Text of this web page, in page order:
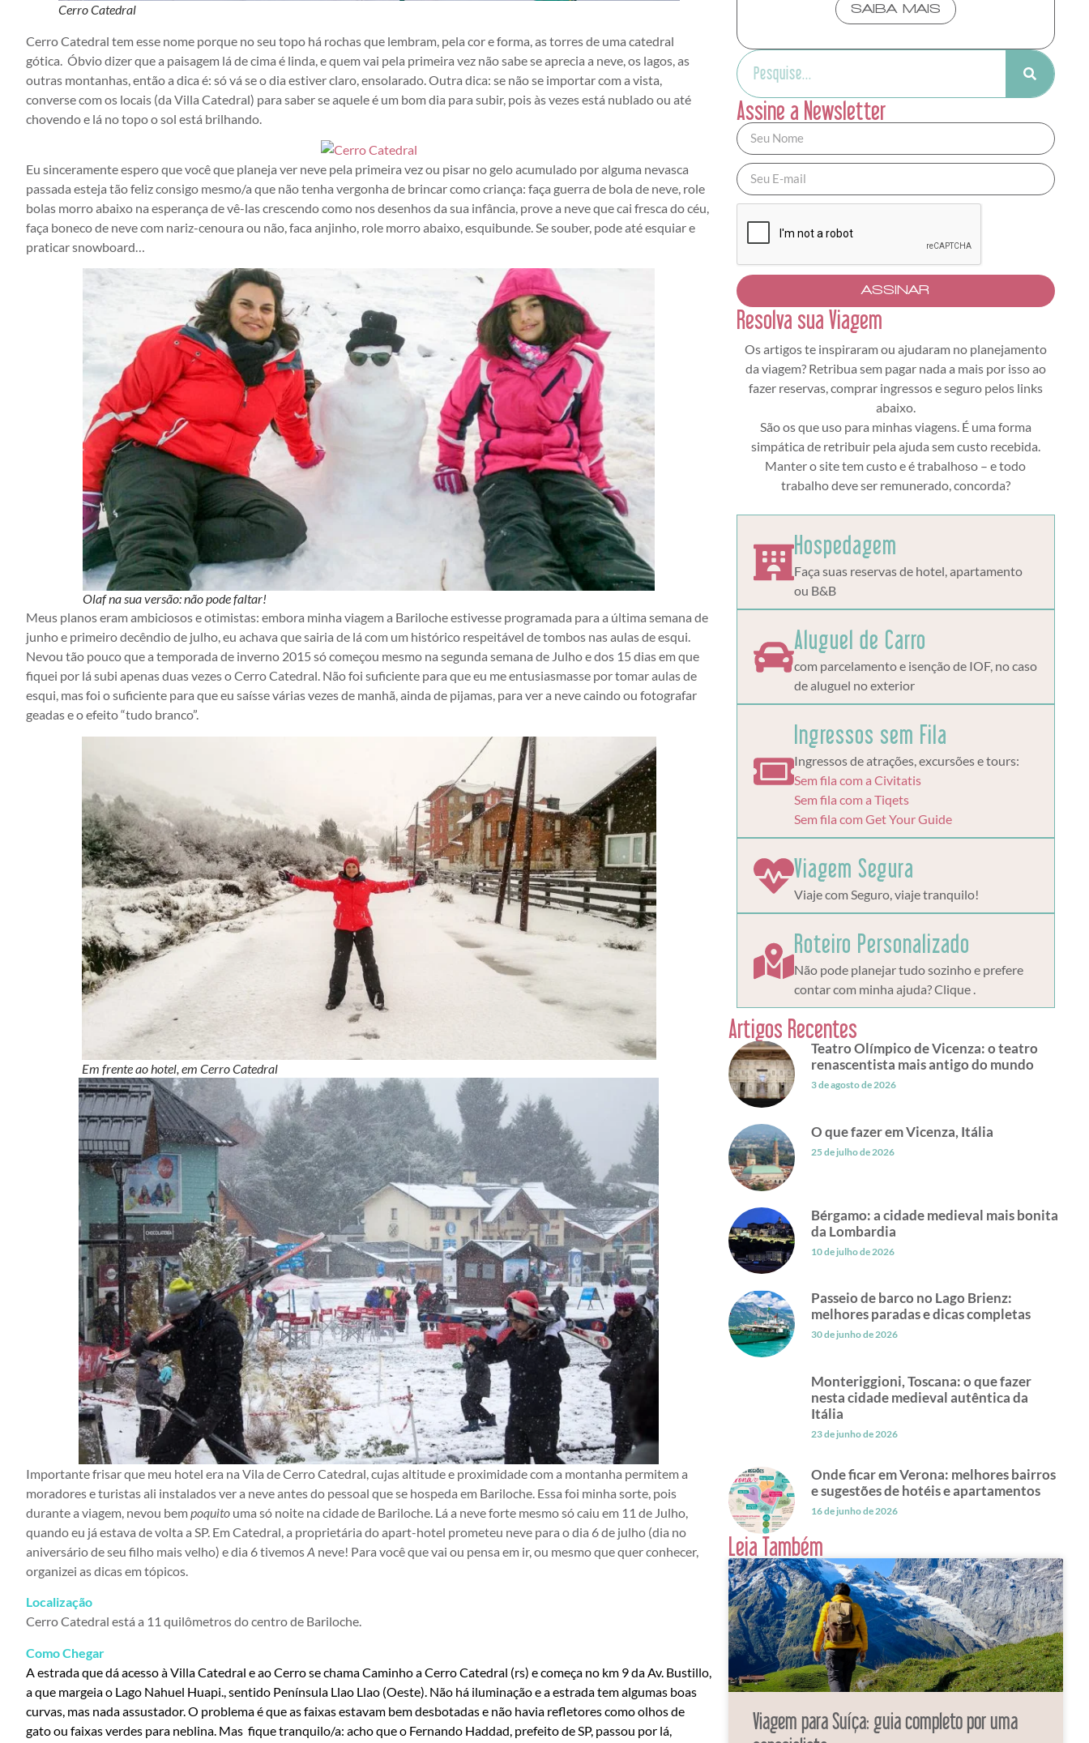
Cerro Catedral
Cerro Catedral tem esse nome porque no seu topo há rochas que lembram, pela cor e forma, as torres de uma catedral
gótica. Óbvio dizer que a paisagem lá de cima é linda, e quem vai pela primeira vez não sabe se aprecia a neve, os lagos, as
outras montanhas, então a dica é: só vá se o dia estiver claro, ensolarado. Outra dica: se não se importar com a vista,
converse com os locais (da Villa Catedral) para saber se aquele é um bom dia para subir, pois às vezes está nublado ou até
chovendo e lá no topo o sol está brilhando.
Eu sinceramente espero que você que planeja ver neve pela primeira vez ou pisar no gelo acumulado por alguma nevasca
passada esteja tão feliz consigo mesmo/a que não tenha vergonha de brincar como criança: faça guerra de bola de neve, role
bolas morro abaixo na esperança de vê-las crescendo como nos desenhos da sua infância, prove a neve que cai fresca do céu,
faça boneco de neve com nariz-cenoura ou não, faca anjinho, role morro abaixo, esquibunde. Se souber, pode até esquiar e
praticar snowboard…
Olaf na sua versão: não pode faltar!
Meus planos eram ambiciosos e otimistas: embora minha viagem a Bariloche estivesse programada para a última semana de
junho e primeiro decêndio de julho, eu achava que sairia de lá com um histórico respeitável de tombos nas aulas de esqui.
Nevou tão pouco que a temporada de inverno 2015 só começou mesmo na segunda semana de Julho e dos 15 dias em que
fiquei por lá subi apenas duas vezes o Cerro Catedral. Não foi suficiente para que eu me entusiasmasse por tomar aulas de
esqui, mas foi o suficiente para que eu saísse várias vezes de manhã, ainda de pijamas, para ver a neve caindo ou fotografar
geadas e o efeito “tudo branco”.
Em frente ao hotel, em Cerro Catedral
Importante frisar que meu hotel era na Vila de Cerro Catedral, cujas altitude e proximidade com a montanha permitem a
moradores e turistas ali instalados ver a neve antes do pessoal que se hospeda em Bariloche. Essa foi minha sorte, pois
durante a viagem, nevou bem poquito uma só noite na cidade de Bariloche. Lá a neve forte mesmo só caiu em 11 de Julho,
quando eu já estava de volta a SP. Em Catedral, a proprietária do apart-hotel prometeu neve para o dia 6 de julho (dia no
aniversário de seu filho mais velho) e dia 6 tivemosA neve! Para você que vai ou pensa em ir, ou mesmo que quer conhecer,
organizei as dicas em tópicos.
Localização
Cerro Catedral está a 11 quilômetros do centro de Bariloche.
Como Chegar
A estrada que dá acesso à Villa Catedral e ao Cerro se chama Caminho a Cerro Catedral (rs) e começa no km 9 da Av. Bustillo,
a que margeia o Lago Nahuel Huapi., sentido Península Llao Llao (Oeste). Não há iluminação e a estrada tem algumas boas
curvas, mas nada assustador. O problema é que as faixas estavam bem desbotadas e não havia refletores como olhos de
gato ou faixas verdes para neblina. Mas fique tranquilo/a: acho que o Fernando Haddad, prefeito de SP, passou por lá,
SAIBA MAIS
Assine a Newsletter
ASSINAR
Resolva sua Viagem
Os artigos te inspiraram ou ajudaram no planejamento
da viagem? Retribua sem pagar nada a mais por isso ao
fazer reservas, comprar ingressos e seguro pelos links
abaixo.
São os que uso para minhas viagens. É uma forma
simpática de retribuir pela ajuda sem custo recebida.
Manter o site tem custo e é trabalhoso – e todo
trabalho deve ser remunerado, concorda?
Hospedagem
Faça suas reservas de hotel, apartamento
ou B&B
Aluguel de Carro
com parcelamento e isenção de IOF, no caso
de aluguel no exterior
Ingressos sem Fila
Ingressos de atrações, excursões e tours:
Sem fila com a Civitatis
Sem fila com a Tiqets
Sem fila com Get Your Guide
Viagem Segura
Viaje com Seguro, viaje tranquilo!
Roteiro Personalizado
Não pode planejar tudo sozinho e prefere
contar com minha ajuda? Clique .
Artigos Recentes
Teatro Olímpico de Vicenza: o teatro
renascentista mais antigo do mundo
3 de agosto de 2026
O que fazer em Vicenza, Itália
25 de julho de 2026
Bérgamo: a cidade medieval mais bonita
da Lombardia
10 de julho de 2026
Passeio de barco no Lago Brienz:
melhores paradas e dicas completas
30 de junho de 2026
Monteriggioni, Toscana: o que fazer
nesta cidade medieval autêntica da
Itália
23 de junho de 2026
Onde ficar em Verona: melhores bairros
e sugestões de hotéis e apartamentos
16 de junho de 2026
Leia Também
Viagem para Suíça: guia completo por uma